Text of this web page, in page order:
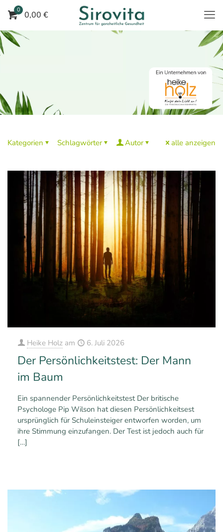
0 0,00 €
Kategorien Schlagwörter Autor alle anzeigen
Heike Holz am 6. Juli 2026
Der Persönlichkeitstest: Der Mann
im Baum
Ein spannender Persönlichkeitstest Der britische
Psychologe Pip Wilson hat diesen Persönlichkeitsest
ursprünglich für Schuleinsteiger entworfen worden, um
ihre Stimmung einzufangen. Der Test ist jedoch auch für
[…]